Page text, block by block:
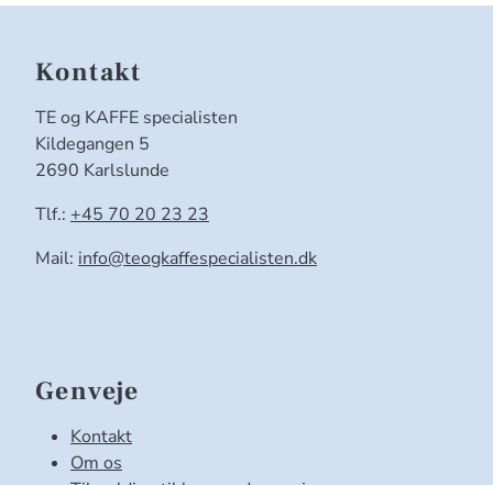
Kontakt
TE og KAFFE specialisten
Kildegangen 5
2690 Karlslunde
Tlf.: +45 70 20 23 23
Mail: info@teogkaffespecialisten.dk
Genveje
Kontakt
Om os